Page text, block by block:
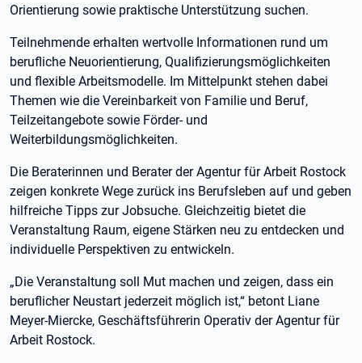
Orientierung sowie praktische Unterstützung suchen.
Teilnehmende erhalten wertvolle Informationen rund um
berufliche Neuorientierung, Qualifizierungsmöglichkeiten
und flexible Arbeitsmodelle. Im Mittelpunkt stehen dabei
Themen wie die Vereinbarkeit von Familie und Beruf,
Teilzeitangebote sowie Förder- und
Weiterbildungsmöglichkeiten.
Die Beraterinnen und Berater der Agentur für Arbeit Rostock
zeigen konkrete Wege zurück ins Berufsleben auf und geben
hilfreiche Tipps zur Jobsuche. Gleichzeitig bietet die
Veranstaltung Raum, eigene Stärken neu zu entdecken und
individuelle Perspektiven zu entwickeln.
„Die Veranstaltung soll Mut machen und zeigen, dass ein
beruflicher Neustart jederzeit möglich ist,“ betont Liane
Meyer-Miercke, Geschäftsführerin Operativ der Agentur für
Arbeit Rostock.